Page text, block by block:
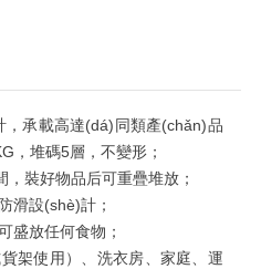
承載高達(dá)同類產(chǎn)品
，堆碼5層，不變形；
，裝好物品后可重疊堆放；
設(shè)計；
盛放任何食物；
用）、洗衣房、家庭、運